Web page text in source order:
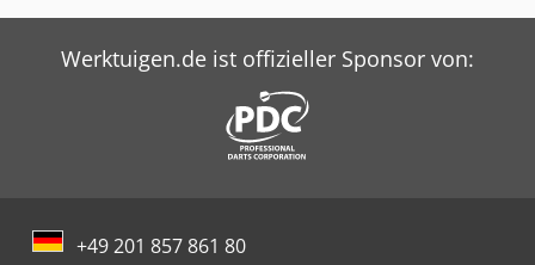
Werktuigen.de ist offizieller Sponsor von:
+49 201 857 861 80